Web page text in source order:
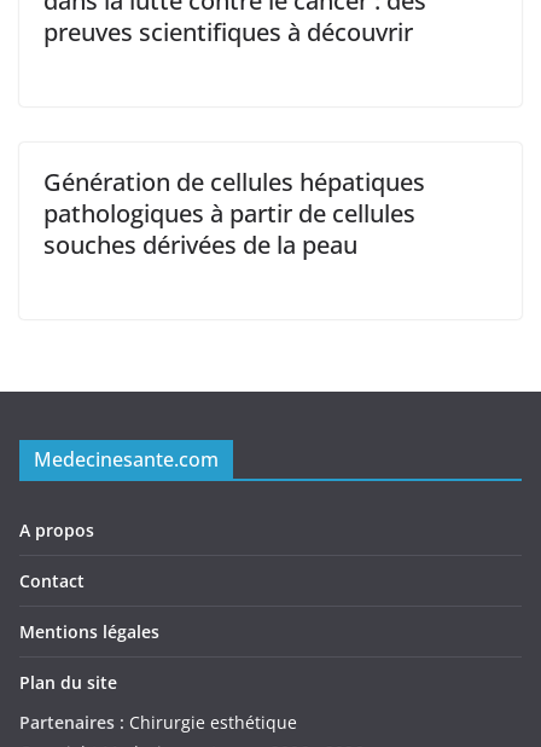
preuves scientifiques à découvrir
Génération de cellules hépatiques
pathologiques à partir de cellules
souches dérivées de la peau
Medecinesante.com
A propos
Contact
Mentions légales
Plan du site
Partenaires : Chirurgie esthétique